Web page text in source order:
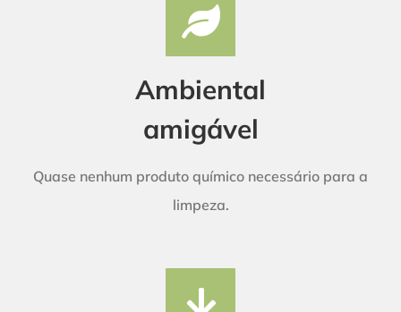
Ambiental
amigável
Quase nenhum produto químico necessário para a
limpeza.